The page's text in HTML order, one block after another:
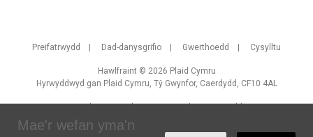
Preifatrwydd Dad-danysgrifio Gwerthoedd Cysylltu
Hawlfraint © 2026 Plaid Cymru
Hyrwyddwyd gan Plaid Cymru, Tŷ Gwynfor, Caerdydd, CF10 4AL
Crewyd ganBrand ResponsegydaNationBuilder
Mae'r wefan yma'n